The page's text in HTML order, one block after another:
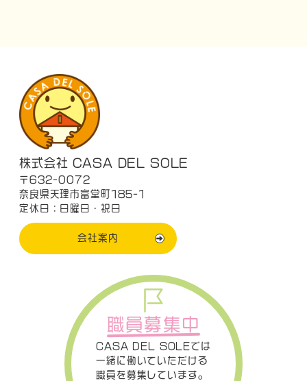
株式会社 CASA DEL SOLE
〒632-0072
奈良県天理市富堂町185-1
定休日：日曜日・祝日
会社案内
職員募集中
CASA DEL SOLEでは
一緒に働いていただける
職員を募集しています。